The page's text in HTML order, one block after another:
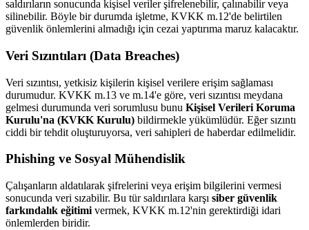
saldırıların sonucunda kişisel veriler şifrelenebilir, çalınabilir veya
silinebilir. Böyle bir durumda işletme, KVKK m.12'de belirtilen
güvenlik önlemlerini almadığı için cezai yaptırıma maruz kalacaktır.
Veri Sızıntıları (Data Breaches)
Veri sızıntısı, yetkisiz kişilerin kişisel verilere erişim sağlaması
durumudur. KVKK m.13 ve m.14'e göre, veri sızıntısı meydana
gelmesi durumunda veri sorumlusu bunu Kişisel Verileri Koruma
Kurulu'na (KVKK Kurulu) bildirmekle yükümlüdür. Eğer sızıntı
ciddi bir tehdit oluşturuyorsa, veri sahipleri de haberdar edilmelidir.
Phishing ve Sosyal Mühendislik
Çalışanların aldatılarak şifrelerini veya erişim bilgilerini vermesi
sonucunda veri sızabilir. Bu tür saldırılara karşı siber güvenlik
farkındalık eğitimi vermek, KVKK m.12'nin gerektirdiği idari
önlemlerden biridir.